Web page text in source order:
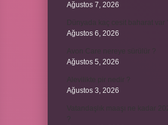
Ağustos 7, 2026
Dünyada kaç cesit baharat var ?
Ağustos 6, 2026
Ağustos 5, 2026
Ağustos 3, 2026